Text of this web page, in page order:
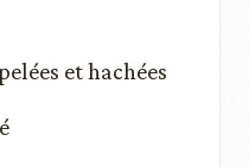
et hachées